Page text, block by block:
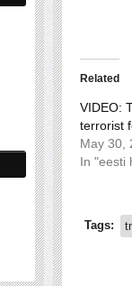
Related
VIDEO:
terrorist
May 30,
In "eesti
Tags: